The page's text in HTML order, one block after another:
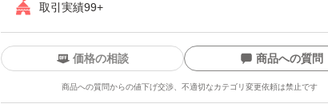
【名称】ナッツ＆ドライフルーツ混合食品
※商品の特性上、重量に±1〜5%ほどの誤差が生じてし
取引実績99+
価格の相談 商品への質問
商品への質問からの値下げ交渉、不適切なカテゴリ変更依頼は禁止です